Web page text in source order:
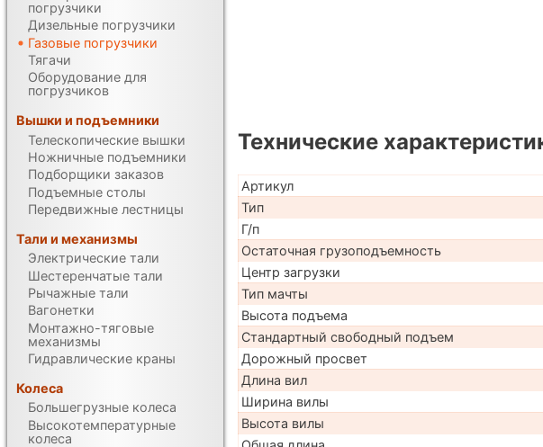
Технические
Артикул
Тип
Г/п
Остаточная грузоподъемность
Центр загрузки
Тип мачты
Высота подъема
Стандартный свободный подъем
Дорожный просвет
Длина вил
Ширина вилы
Высота вилы
погрузчики
Дизельные погрузчики
Газовые погрузчики
Тягачи
Оборудование для
погрузчиков
Вышки и подъемники
Телескопические вышки
Ножничные подъемники
Подборщики заказов
Подъемные столы
Передвижные лестницы
Тали и механизмы
Электрические тали
Шестеренчатые тали
Рычажные тали
Вагонетки
Монтажно-тяговые
механизмы
Гидравлические краны
Колеса
Большегрузные колеса
Высокотемпературные
колеса